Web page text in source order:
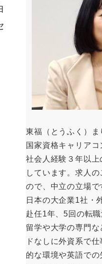
東福（とうふく）ま
国家資格キャリアコ
社会人経験３年以
しています。求人
ので、中立の立場で
日本の大企業1社・
赴任1年、5回の転職
留学や大学の専門
ドなしに外資系で
的な環境や英語で